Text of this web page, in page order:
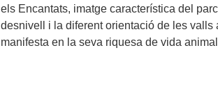
els Encantats, imatge característica del
desnivell i la diferent orientació de les
manifesta en la seva riquesa de vida